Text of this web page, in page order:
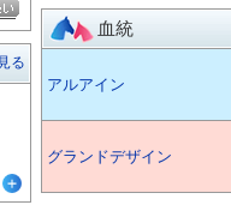
る
血統
アルアイン
グランドデザイン